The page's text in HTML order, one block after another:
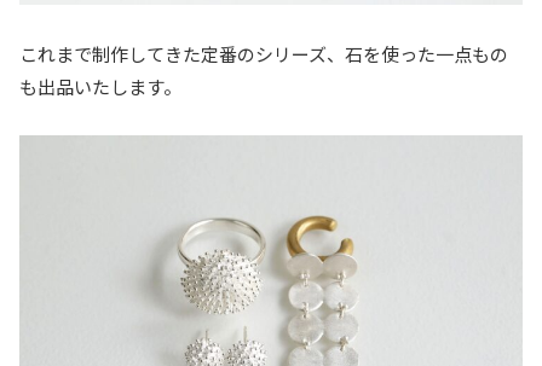
これまで制作してきた定番のシリーズ、石を使った一点もの
も出品いたします。